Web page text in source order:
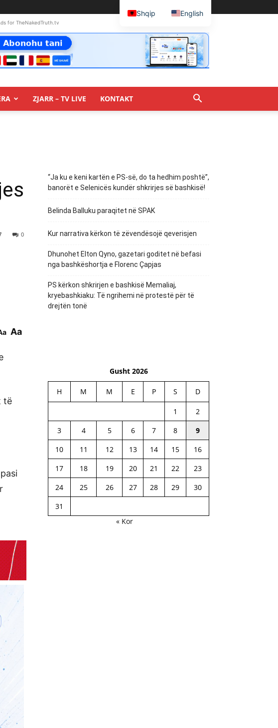
for TheNakedTruth.tv
ZJARR – TV LIVE KONTAKT
0
Aa
të
“Ja ku e keni kartën e PS-së, do ta hedhim poshtë”,
banorët e Selenicës kundër shkrirjes së bashkisë!
Belinda Balluku paraqitet në SPAK
Kur narrativa kërkon të zëvendësojë qeverisjen
Dhunohet Elton Qyno, gazetari goditet në befasi
nga bashkëshortja e Florenc Çapjas
PS kërkon shkrirjen e bashkisë Memaliaj,
kryebashkiaku: Të ngrihemi në protestë për të
drejtën tonë
Gusht 2026
H M M E P S D
1
2
3
4 5 6 7 8
9
10
11 12 13 14 15
16
17
18 19 20 21 22
23
24
25 26 27 28 29
30
31
« Kor
Shqip English